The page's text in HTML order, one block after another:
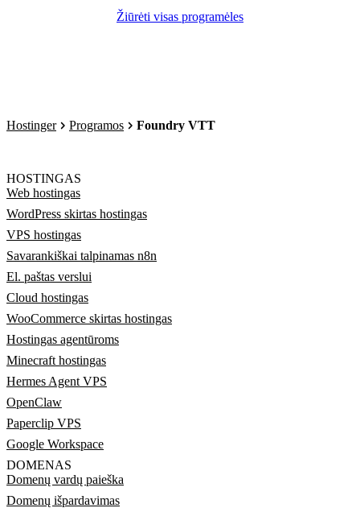
Žiūrėti visas programėles
Hostinger Programos Foundry VTT
HOSTINGAS
Web hostingas
WordPress skirtas hostingas
VPS hostingas
Savarankiškai talpinamas n8n
El. paštas verslui
Cloud hostingas
WooCommerce skirtas hostingas
Hostingas agentūroms
Minecraft hostingas
Hermes Agent VPS
OpenClaw
Paperclip VPS
Google Workspace
DOMENAS
Domenų vardų paieška
Domenų išpardavimas